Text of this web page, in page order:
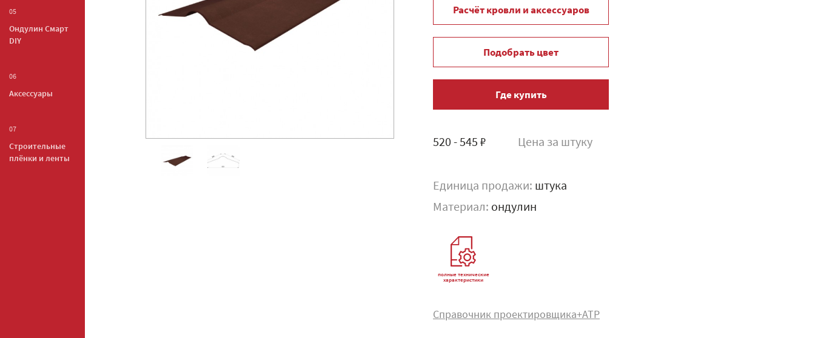
05
Ондулин Смарт
DIY
06
Аксессуары
07
Строительные
плёнки и ленты
Расчёт кровли и аксессуаров
Подобрать цвет
Где купить
520 - 545 ₽ Цена за штуку
Единица продажи: штука
Материал: ондулин
полные технические
характеристики
Справочник проектировщика+АТР